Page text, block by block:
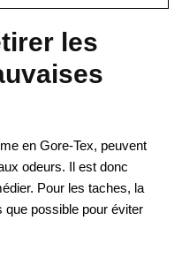
les
en Gore-Tex, peuvent
odeurs. Il est donc
Pour les taches, la
que possible pour éviter